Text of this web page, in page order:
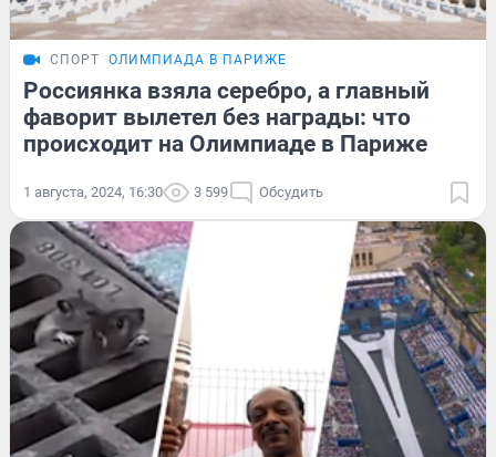
СПОРТ ОЛИМПИАДА В ПАРИЖЕ
Россиянка взяла серебро, а главный
фаворит вылетел без награды: что
происходит на Олимпиаде в Париже
1 августа, 2024, 16:30 3 599 Обсудить